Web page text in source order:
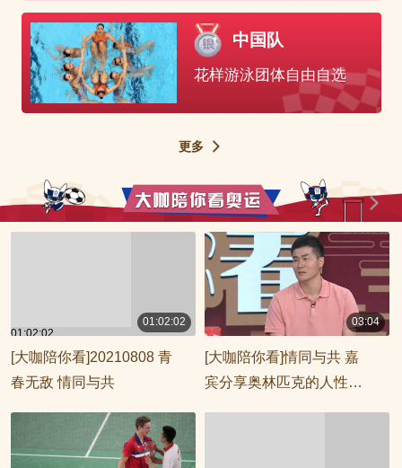
01:02:02
01:02:02
[大咖陪你看]20210808 青
春无敌 情同与共
03:04
[大咖陪你看]情同与共 嘉
宾分享奥林匹克的人性与